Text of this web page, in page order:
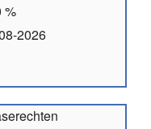
%
2026